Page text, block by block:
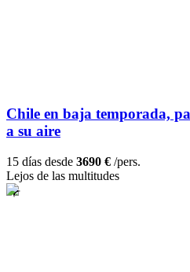
Chile en baja temporada,
a su aire
15 días desde 3690 € /pers.
Lejos de las multitudes